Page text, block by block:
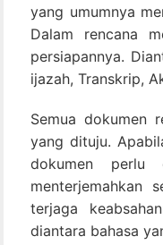
yang umumnya
Dalam rencana
persiapannya.
ijazah, Transkrip,
Semua dokumen
yang dituju.
dokumen perlu
menterjemahkan
terjaga
diantara bahasa